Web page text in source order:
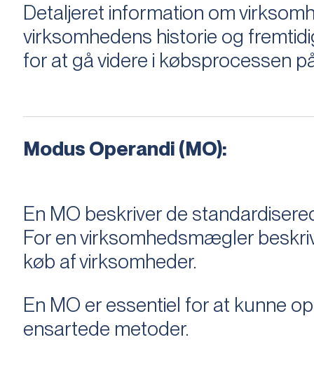
Detaljeret information om
virksomhedens historie og
for at gå videre i købsprocessen
Modus Operandi (MO):
En MO beskriver de
For en virksomhedsmægler
køb af virksomheder.
En MO er essentiel for at kunne
ensartede metoder.